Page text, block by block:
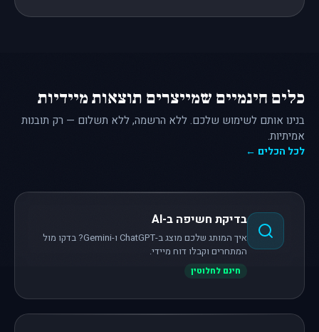
כלים חינמיים שמייצרים תוצאות מיידיות
בנינו אותם לשימוש שלכם. ללא הרשמה, ללא תשלום — רק תובנות
אמיתיות.
לכל הכלים ←
בדיקת חשיפה ב-AI
איך המותג שלכם מוצג ב-ChatGPT ו-Gemini? בדקו מול
המתחרים וקבלו דוח מיידי.
חינם לחלוטין